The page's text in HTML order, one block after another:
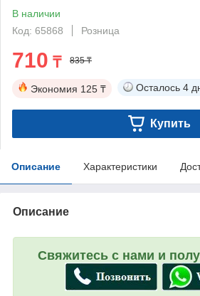
В наличии
Код: 65868
Розница
710 ₸ 835 ₸
Экономия 125 ₸ Осталось 4
Купить
Описание Характеристики
Описание
Свяжитесь с нами и